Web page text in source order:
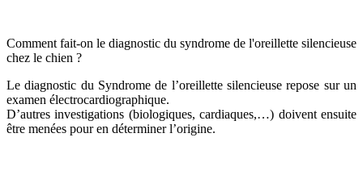
Comment fait-on le diagnostic du syndrome de l'oreillette silencieuse
chez le chien ?
Le diagnostic du Syndrome de l’oreillette silencieuse repose sur un
examen électrocardiographique.
D’autres investigations (biologiques, cardiaques,…) doivent ensuite
être menées pour en déterminer l’origine.